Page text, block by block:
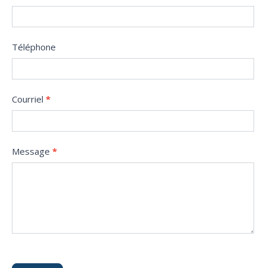
Téléphone
Courriel *
Message *